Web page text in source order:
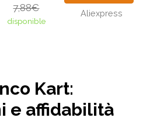
7,88€
disponible
Aliexpress
Kart:
e affidabilità